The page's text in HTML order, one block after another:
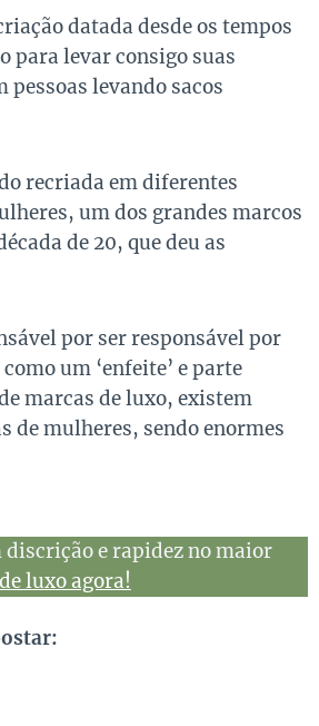
datada desde os tempos
para levar consigo suas
levando sacos
recriada em diferentes
um dos grandes marcos
de 20, que deu as
por ser responsável por
um ‘enfeite’ e parte
marcas de luxo, existem
de mulheres, sendo enormes
discrição e rapidez no maior
luxo agora!